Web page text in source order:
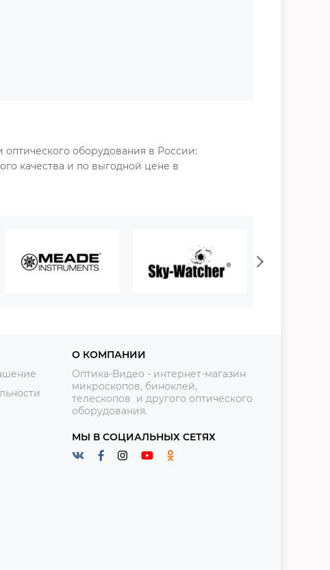
оборудования в России:
качества и по выгодной цене в
О КОМПАНИИ
Оптика-Видео - интернет-магазин
микроскопов, биноклей,
телескопов и другого оптического
оборудования.
МЫ В СОЦИАЛЬНЫХ СЕТЯХ